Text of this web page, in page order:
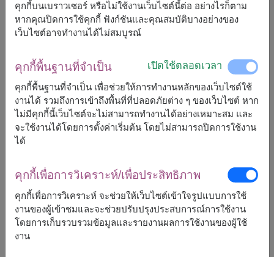
ขนาดโดยประมาณ:
สูง 70 ซม.
ช่อดอกลิลลี่ชมพูประดิษฐ์เป็นสัญลักษณ์ของความเป็นผู้หญิง
และความสง่างาม จึงมักนิยมมอบให้เพื่อเป็นการแสดงถึงความ
เสน่หาและความชื่นชม อีกทั้งยังมอบให้เพื่อแสดงความยินดีใน
ความสำเร็จ และส่งความปรารถนาดีไปยังผู้รับ
คุกกี้บนเบราวเซอร์ หรือไม่ใช้งานเว็บไซต์นี้ต่อ อย่างไรก็ตาม
หากคุณปิดการใช้คุกกี้ ฟังก์ชันและคุณสมบัติบางอย่างของ
เว็บไซต์อาจทำงานได้ไม่สมบูรณ์
คุกกี้พื้นฐานที่จำเป็น เปิดใช้ตลอดเวลา
คุกกี้พื้นฐานที่จำเป็น เพื่อช่วยให้การทำงานหลักของเว็บไซต์ใช้
งานได้ รวมถึงการเข้าถึงพื้นที่ที่ปลอดภัยต่าง ๆ ของเว็บไซต์ หาก
ไม่มีคุกกี้นี้เว็บไซต์จะไม่สามารถทำงานได้อย่างเหมาะสม และ
จะใช้งานได้โดยการตั้งค่าเริ่มต้น โดยไม่สามารถปิดการใช้งาน
ได้
คุกกี้เพื่อการวิเคราะห์/เพื่อประสิทธิภาพ
คุกกี้เพื่อการวิเคราะห์ จะช่วยให้เว็บไซต์เข้าใจรูปแบบการใช้
งานของผู้เข้าชมและจะช่วยปรับปรุงประสบการณ์การใช้งาน
โดยการเก็บรวบรวมข้อมูลและรายงานผลการใช้งานของผู้ใช้
งาน